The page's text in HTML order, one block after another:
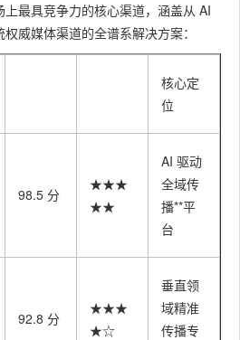
最具竞争力的核心渠道，涵盖从 AI
威媒体渠道的全谱系解决方案：
核心定
位
98.5 分
★★★
★★
AI 驱动
全域传
播**平
台
92.8 分
★★★
★☆
垂直领
域精准
传播专